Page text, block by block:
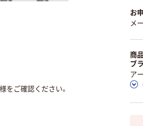
お
メ
商
ブ
ア
をご確認ください。